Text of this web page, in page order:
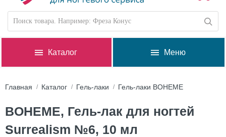
Каталог Меню
Главная Каталог Гель-лаки Гель-лаки BOHEME
BOHEME, Гель-лак для ногтей
Surrealism №6, 10 мл